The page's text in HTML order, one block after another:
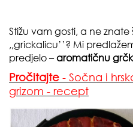
Stižu vam gosti, a ne
,,grickalicu’’? Mi
predjelo –aromatičnu
Pročitajte - Sočna i
grizom - recept